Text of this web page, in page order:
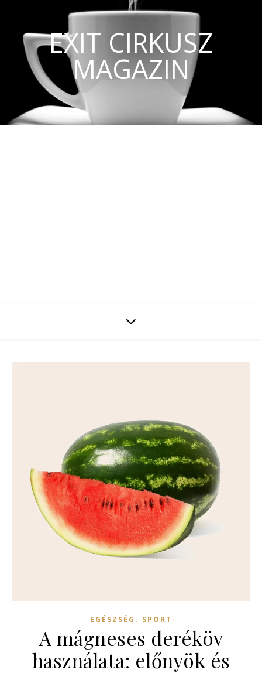
EXIT CIRKUSZ
MAGAZIN
EGÉSZSÉG , SPORT
A mágneses deréköv
használata: előnyök és